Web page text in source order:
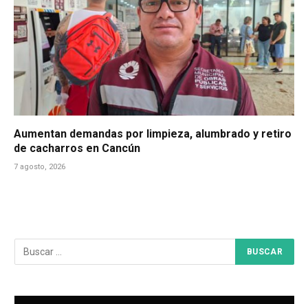
Aumentan demandas por limpieza, alumbrado y retiro
de cacharros en Cancún
7 agosto, 2026